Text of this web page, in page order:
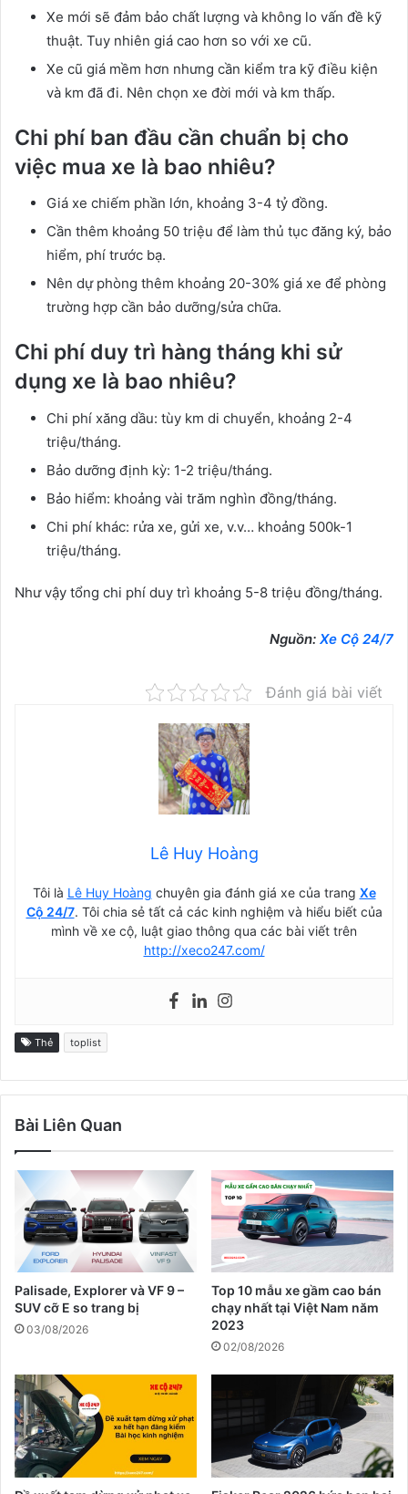
Xe mới sẽ đảm bảo chất lượng và không lo vấn đề kỹ
thuật. Tuy nhiên giá cao hơn so với xe cũ.
Xe cũ giá mềm hơn nhưng cần kiểm tra kỹ điều kiện
và km đã đi. Nên chọn xe đời mới và km thấp.
Chi phí ban đầu cần chuẩn bị cho
việc mua xe là bao nhiêu?
Giá xe chiếm phần lớn, khoảng 3-4 tỷ đồng.
Cần thêm khoảng 50 triệu để làm thủ tục đăng ký, bảo
hiểm, phí trước bạ.
Nên dự phòng thêm khoảng 20-30% giá xe để phòng
trường hợp cần bảo dưỡng/sửa chữa.
Chi phí duy trì hàng tháng khi sử
dụng xe là bao nhiêu?
Chi phí xăng dầu: tùy km di chuyển, khoảng 2-4
triệu/tháng.
Bảo dưỡng định kỳ: 1-2 triệu/tháng.
Bảo hiểm: khoảng vài trăm nghìn đồng/tháng.
Chi phí khác: rửa xe, gửi xe, v.v… khoảng 500k-1
triệu/tháng.
Như vậy tổng chi phí duy trì khoảng 5-8 triệu đồng/tháng.
Nguồn: Xe Cộ 24/7
Đánh giá bài viết
Lê Huy Hoàng
Tôi là Lê Huy Hoàng chuyên gia đánh giá xe của trang Xe
Cộ 24/7. Tôi chia sẻ tất cả các kinh nghiệm và hiểu biết của
mình về xe cộ, luật giao thông qua các bài viết trên
http://xeco247.com/
Thẻ toplist
Bài Liên Quan
Palisade, Explorer và VF 9 –
SUV cỡ E so trang bị
03/08/2026
Top 10 mẫu xe gầm cao bán
chạy nhất tại Việt Nam năm
2023
02/08/2026